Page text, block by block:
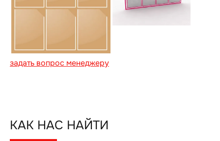
задать вопрос менеджеру
КАК НАС НАЙТИ